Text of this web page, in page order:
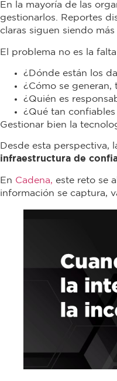
En la mayoría de las
gestionarlos. Reportes
claras siguen siendo
El problema no es la
¿Dónde están los
¿Cómo se generan,
¿Quién es
¿Qué tan
Gestionar bien la
Desde esta perspectiva,
infraestructura de
En Cadena, este reto se
información se captura,